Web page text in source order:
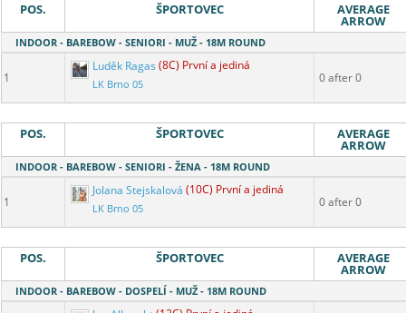
POS. ŠPORTOVEC AVERAGE
ARROW
INDOOR - BAREBOW - SENIORI - MUŽ - 18M ROUND
1
Luděk Ragas (8C) První a jediná
LK Brno 05 0 after 0
POS. ŠPORTOVEC AVERAGE
ARROW
INDOOR - BAREBOW - SENIORI - ŽENA - 18M ROUND
1
Jolana Stejskalová (10C) První a jediná
LK Brno 05 0 after 0
POS. ŠPORTOVEC AVERAGE
ARROW
INDOOR - BAREBOW - DOSPELÍ - MUŽ - 18M ROUND